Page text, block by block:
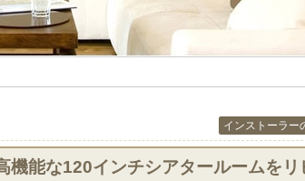
インストーラー
機能な120インチシアタールームをリ